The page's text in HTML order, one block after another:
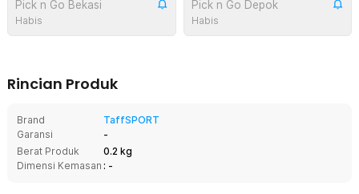
Pick n Go Bekasi
Habis
Pick n Go Depok
Habis
Rincian Produk
Brand
TaffSPORT
Garansi
-
Berat Produk
0.2 kg
Dimensi Kemasan : -